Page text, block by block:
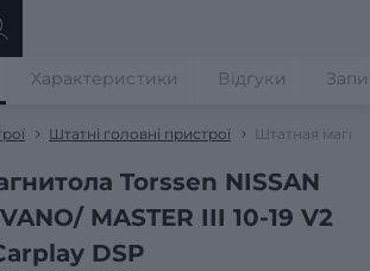
Штатні головні пристрої Штатная
Torssen NISSAN
MASTER III 10-19 V2
DSP
Характеристики Відгуки